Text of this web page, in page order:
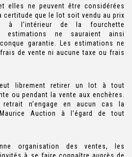
elles ne peuvent être considérées
certitude que le lot soit vendu au prix
à l’intérieur de la fourchette
estimations ne sauraient ainsi
garantie. Les estimations ne
de vente ni aucune taxe ou frais
librement retirer un lot à tout
ou pendant la vente aux enchères.
n’engage en aucun cas la
Auction à l’égard de tout
organisation des ventes, les
à se faire connaître auprès de